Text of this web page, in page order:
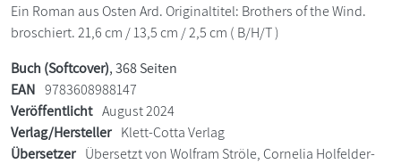
Ein Roman aus Osten Ard. Originaltitel: Brothers of the Wind.
broschiert. 21,6 cm / 13,5 cm / 2,5 cm ( B/H/T )
Buch (Softcover), 368 Seiten
EAN 9783608988147
Veröffentlicht August 2024
Verlag/Hersteller Klett-Cotta Verlag
Übersetzer Übersetzt von Wolfram Ströle, Cornelia Holfelder-